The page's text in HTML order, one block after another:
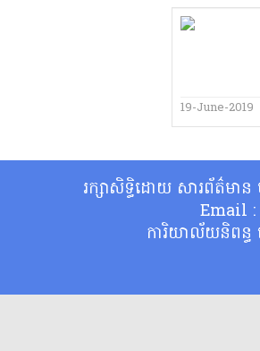
19-June-2019
រក្សាសិទ្ធិដោយ សារព័ត៌មា
Email
ការិយាល័យនិពន្ធ